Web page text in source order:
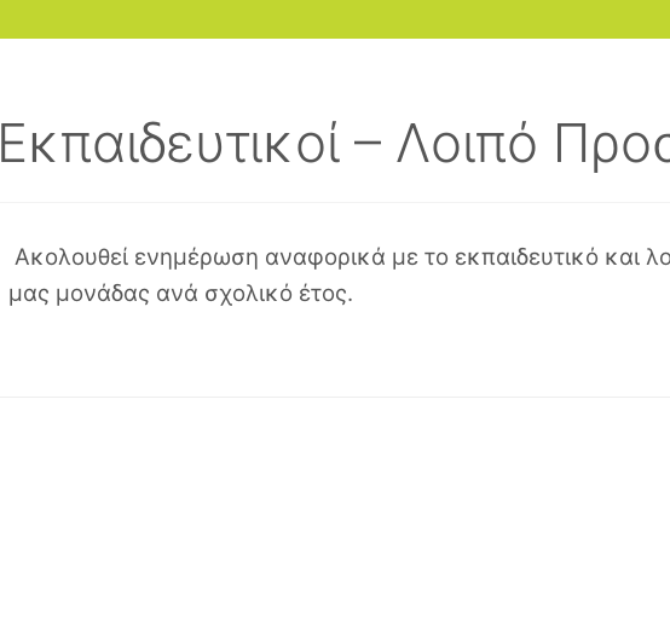
Εκπαιδευτικοί – Λοιπό
Ακολουθεί ενημέρωση αναφορικά με το εκπαιδευτικό και
μας μονάδας ανά σχολικό έτος.